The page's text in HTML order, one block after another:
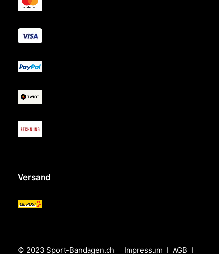
Versand
© 2023 Sport-Bandagen.ch Impressum I AGB I